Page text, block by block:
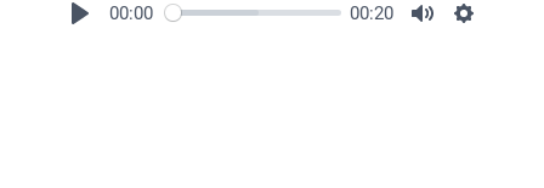
00:00 00:20